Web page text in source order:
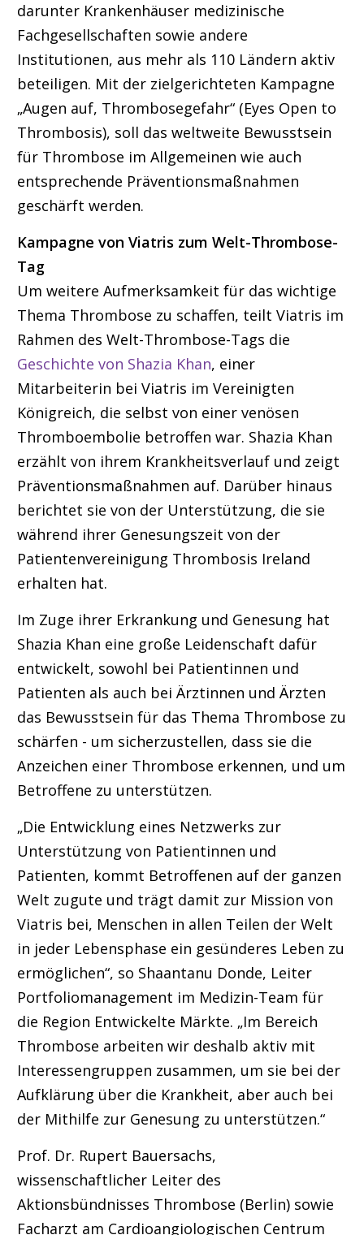
darunter Krankenhäuser medizinische
Fachgesellschaften sowie andere
Institutionen, aus mehr als 110 Ländern aktiv
beteiligen. Mit der zielgerichteten Kampagne
„Augen auf, Thrombosegefahr“ (Eyes Open to
Thrombosis), soll das weltweite Bewusstsein
für Thrombose im Allgemeinen wie auch
entsprechende Präventionsmaßnahmen
geschärft werden.
Kampagne von Viatris zum Welt-Thrombose-
Tag
Um weitere Aufmerksamkeit für das wichtige
Thema Thrombose zu schaffen, teilt Viatris im
Rahmen des Welt-Thrombose-Tags die
Geschichte von Shazia Khan, einer
Mitarbeiterin bei Viatris im Vereinigten
Königreich, die selbst von einer venösen
Thromboembolie betroffen war. Shazia Khan
erzählt von ihrem Krankheitsverlauf und zeigt
Präventionsmaßnahmen auf. Darüber hinaus
berichtet sie von der Unterstützung, die sie
während ihrer Genesungszeit von der
Patientenvereinigung Thrombosis Ireland
erhalten hat.
Im Zuge ihrer Erkrankung und Genesung hat
Shazia Khan eine große Leidenschaft dafür
entwickelt, sowohl bei Patientinnen und
Patienten als auch bei Ärztinnen und Ärzten
das Bewusstsein für das Thema Thrombose zu
schärfen - um sicherzustellen, dass sie die
Anzeichen einer Thrombose erkennen, und um
Betroffene zu unterstützen.
„Die Entwicklung eines Netzwerks zur
Unterstützung von Patientinnen und
Patienten, kommt Betroffenen auf der ganzen
Welt zugute und trägt damit zur Mission von
Viatris bei, Menschen in allen Teilen der Welt
in jeder Lebensphase ein gesünderes Leben zu
ermöglichen“, so Shaantanu Donde, Leiter
Portfoliomanagement im Medizin-Team für
die Region Entwickelte Märkte. „Im Bereich
Thrombose arbeiten wir deshalb aktiv mit
Interessengruppen zusammen, um sie bei der
Aufklärung über die Krankheit, aber auch bei
der Mithilfe zur Genesung zu unterstützen.“
Prof. Dr. Rupert Bauersachs,
wissenschaftlicher Leiter des
Aktionsbündnisses Thrombose (Berlin) sowie
Facharzt am Cardioangiologischen Centrum